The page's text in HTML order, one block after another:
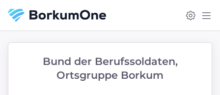
Bund der Berufssoldaten,
Ortsgruppe Borkum